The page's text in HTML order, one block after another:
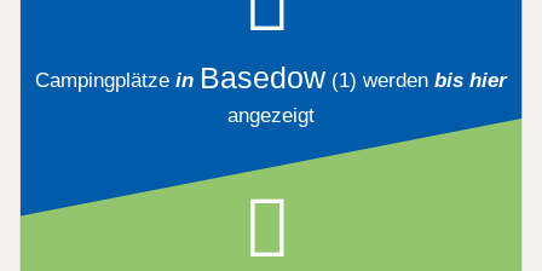
Campingplätze in Basedow (1) werden bis hier
angezeigt